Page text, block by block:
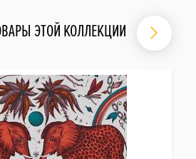
ЭТОЙ КОЛЛЕКЦИИ